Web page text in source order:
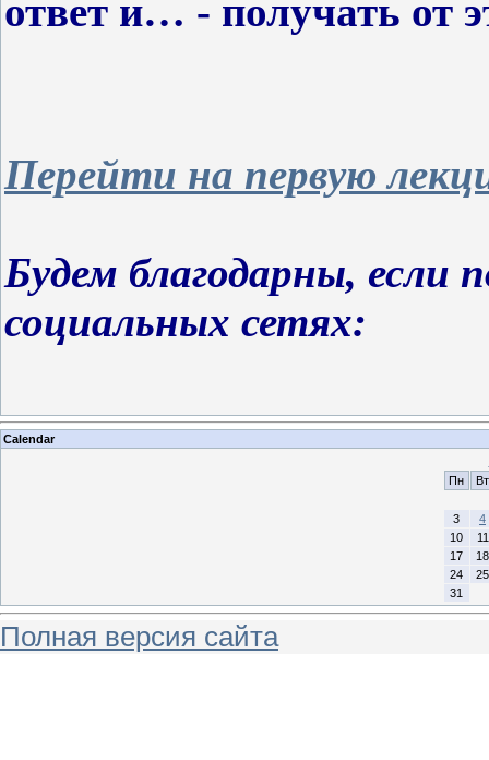
ответ и… - получать от
Перейти на первую
Будем благодарны, если
социальных сетях:
Calendar
Пн
Вт
3
4
10
11
17
18
24
25
31
Полная версия сайта